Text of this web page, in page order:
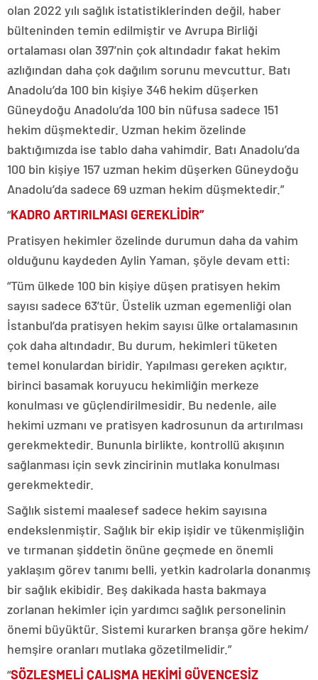
olan 2022 yılı sağlık istatistiklerinden değil, haber
bülteninden temin edilmiştir ve Avrupa Birliği
ortalaması olan 397’nin çok altındadır fakat hekim
azlığından daha çok dağılım sorunu mevcuttur. Batı
Anadolu’da 100 bin kişiye 346 hekim düşerken
Güneydoğu Anadolu’da 100 bin nüfusa sadece 151
hekim düşmektedir. Uzman hekim özelinde
baktığımızda ise tablo daha vahimdir. Batı Anadolu’da
100 bin kişiye 157 uzman hekim düşerken Güneydoğu
Anadolu’da sadece 69 uzman hekim düşmektedir.”
“KADRO ARTIRILMASI GEREKLİDİR”
Pratisyen hekimler özelinde durumun daha da vahim
olduğunu kaydeden Aylin Yaman, şöyle devam etti:
“Tüm ülkede 100 bin kişiye düşen pratisyen hekim
sayısı sadece 63’tür. Üstelik uzman egemenliği olan
İstanbul’da pratisyen hekim sayısı ülke ortalamasının
çok daha altındadır. Bu durum, hekimleri tüketen
temel konulardan biridir. Yapılması gereken açıktır,
birinci basamak koruyucu hekimliğin merkeze
konulması ve güçlendirilmesidir. Bu nedenle, aile
hekimi uzmanı ve pratisyen kadrosunun da artırılması
gerekmektedir. Bununla birlikte, kontrollü akışının
sağlanması için sevk zincirinin mutlaka konulması
gerekmektedir.
Sağlık sistemi maalesef sadece hekim sayısına
endekslenmiştir. Sağlık bir ekip işidir ve tükenmişliğin
ve tırmanan şiddetin önüne geçmede en önemli
yaklaşım görev tanımı belli, yetkin kadrolarla donanmış
bir sağlık ekibidir. Beş dakikada hasta bakmaya
zorlanan hekimler için yardımcı sağlık personelinin
önemi büyüktür. Sistemi kurarken branşa göre hekim/
hemşire oranları mutlaka gözetilmelidir.”
“SÖZLEŞMELİ ÇALIŞMA HEKİMİ GÜVENCESİZ